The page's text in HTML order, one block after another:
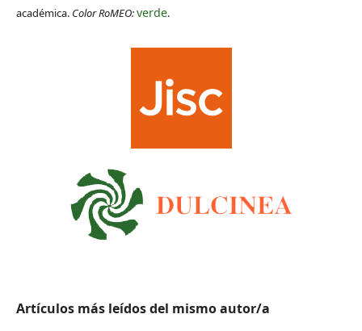
académica. Color RoMEO:verde.
Artículos más leídos del mismo autor/a